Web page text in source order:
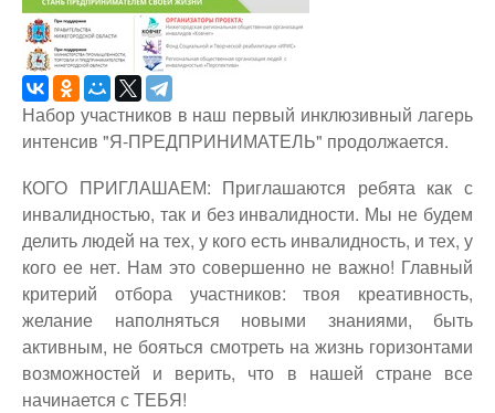
Набор участников в наш первый инклюзивный лагерь
интенсив "Я-ПРЕДПРИНИМАТЕЛЬ" продолжается.
КОГО ПРИГЛАШАЕМ: Приглашаются ребята как с
инвалидностью, так и без инвалидности. Мы не будем
делить людей на тех, у кого есть инвалидность, и тех, у
кого ее нет. Нам это совершенно не важно! Главный
критерий отбора участников: твоя креативность,
желание наполняться новыми знаниями, быть
активным, не бояться смотреть на жизнь горизонтами
возможностей и верить, что в нашей стране все
начинается с ТЕБЯ!